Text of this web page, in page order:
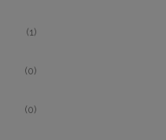
(1)
(0)
(0)